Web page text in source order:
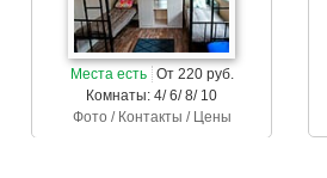
Места есть От 220 руб.
Комнаты: 4/ 6/ 8/ 10
Фото / Контакты / Цены